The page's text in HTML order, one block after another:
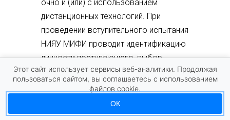
очно и (или) с использованием
дистанционных технологий. При
проведении вступительного испытания
НИЯУ МИФИ проводит идентификацию
личности поступающего, выбор
способа которой осуществляется
НИЯУ МИФИ самостоятельно.
17. Результаты вступительных
Этот сайт использует сервисы веб-аналитики. Продолжая
пользоваться сайтом, вы соглашаетесь с использованием
файлов cookie.
ОК